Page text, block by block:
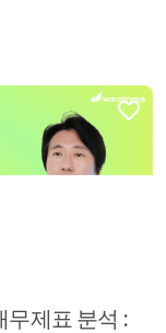
무제표 분석 :